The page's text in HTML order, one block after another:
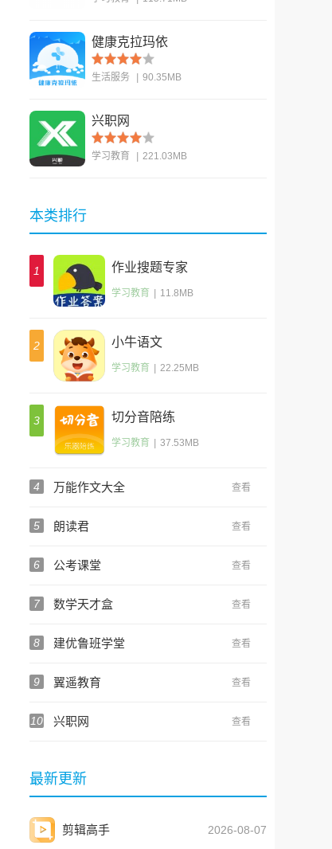
健康克拉玛依
生活服务 90.35MB
兴职网
学习教育 221.03MB
本类排行
1 作业搜题专家
学习教育 11.8MB
2 小牛语文
学习教育 22.25MB
3 切分音陪练
学习教育 37.53MB
4 万能作文大全 查看
5 朗读君 查看
6 公考课堂 查看
7 数学天才盒 查看
8 建优鲁班学堂 查看
9 翼遥教育 查看
10 兴职网 查看
最新更新
剪辑高手 2026-08-07